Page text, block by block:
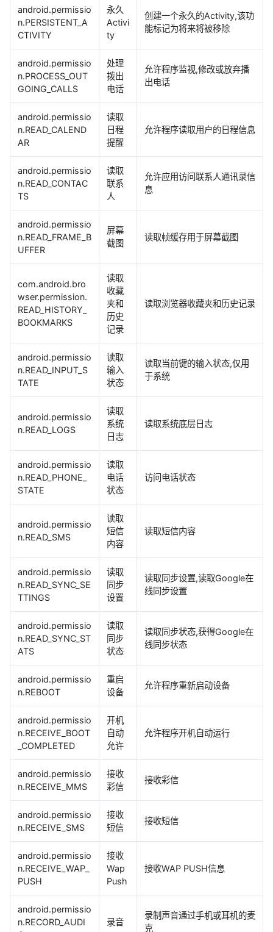
android.permissio
n.PERSISTENT_A
CTIVITY
永久
Activi
ty
创建一个永久的Activity,该功
能标记为将来将被移除
android.permissio
n.PROCESS_OUT
GOING_CALLS
处理
拨出
电话
允许程序监视,修改或放弃播
出电话
android.permissio
n.READ_CALEND
AR
读取
日程
提醒
允许程序读取用户的日程信息
android.permissio
n.READ_CONTAC
TS
读取
联系
人
允许应用访问联系人通讯录信
息
android.permissio
n.READ_FRAME_B
UFFER
屏幕
截图
读取帧缓存用于屏幕截图
com.android.bro
wser.permission.
READ_HISTORY_
BOOKMARKS
读取
收藏
夹和
历史
记录
读取浏览器收藏夹和历史记录
android.permissio
n.READ_INPUT_S
TATE
读取
输入
状态
读取当前键的输入状态,仅用
于系统
android.permissio
n.READ_LOGS
读取
系统
日志
读取系统底层日志
android.permissio
n.READ_PHONE_
STATE
读取
电话
状态
访问电话状态
android.permissio
n.READ_SMS
读取
短信
内容
读取短信内容
android.permissio
n.READ_SYNC_SE
TTINGS
读取
同步
设置
读取同步设置,读取Google在
线同步设置
android.permissio
n.READ_SYNC_ST
ATS
读取
同步
状态
读取同步状态,获得Google在
线同步状态
android.permissio
n.REBOOT
重启
设备
允许程序重新启动设备
android.permissio
n.RECEIVE_BOOT
_COMPLETED
开机
自动
允许
允许程序开机自动运行
android.permissio
n.RECEIVE_MMS
接收
彩信
接收彩信
android.permissio
n.RECEIVE_SMS
接收
短信
接收短信
android.permissio
n.RECEIVE_WAP_
PUSH
接收
Wap
Push
接收WAP PUSH信息
android.permissio
n.RECORD_AUDI
录音
录制声音通过手机或耳机的麦
克